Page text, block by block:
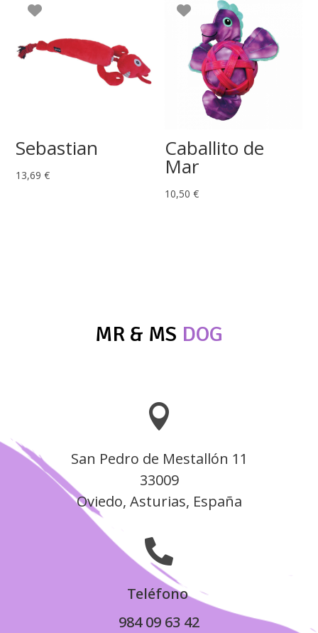
hasta
43,15 €
Sebastian
13,69€
Caballito de
Mar
10,50€
MR & MS DOG

San Pedro de Mestallón 11
33009
Oviedo, Asturias, España

Teléfono
984 09 63 42